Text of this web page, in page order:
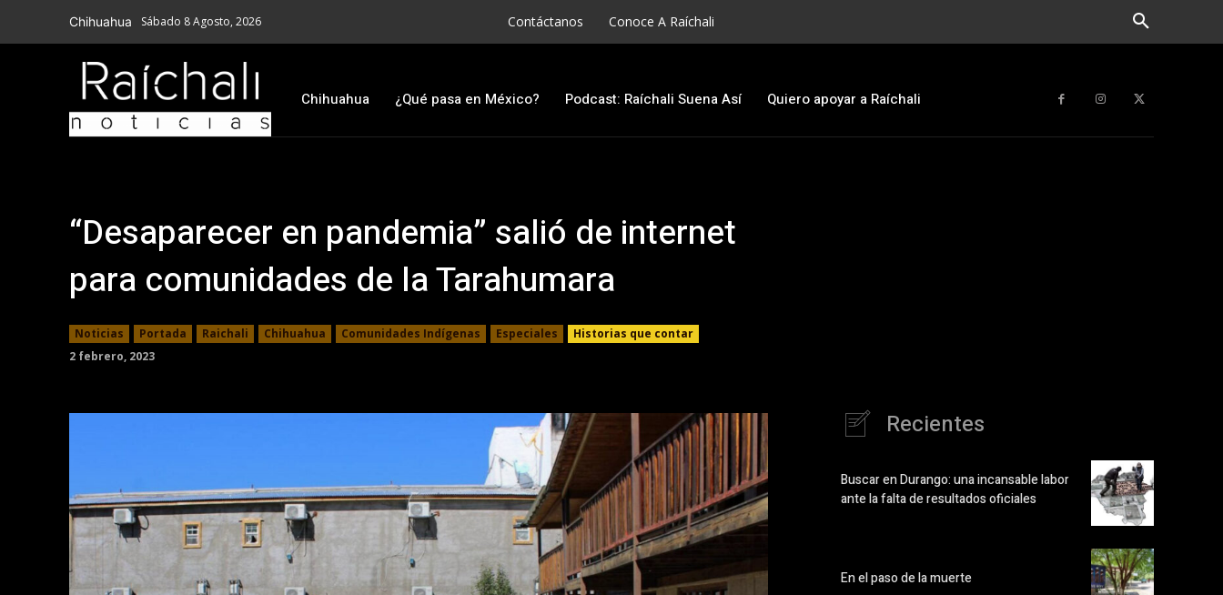
Chihuahua Sábado 8 Agosto, 2026 Contáctanos Conoce A Raíchali
Chihuahua ¿Qué pasa en México? Podcast: Raíchali Suena Así Quiero apoyar a Raíchali
“Desaparecer en pandemia” salió de internet
para comunidades de la Tarahumara
Noticias Portada Raichali Chihuahua Comunidades Indígenas Especiales
Historias que contar
2 febrero, 2023
Recientes
Buscar en Durango: una incansable labor
ante la falta de resultados oficiales
En el paso de la muerte